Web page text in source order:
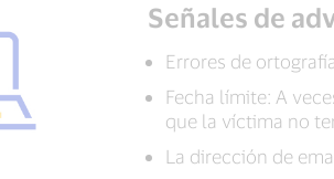
Señales de
Errores de
Fecha límite: A
que la víctima no
La dirección de